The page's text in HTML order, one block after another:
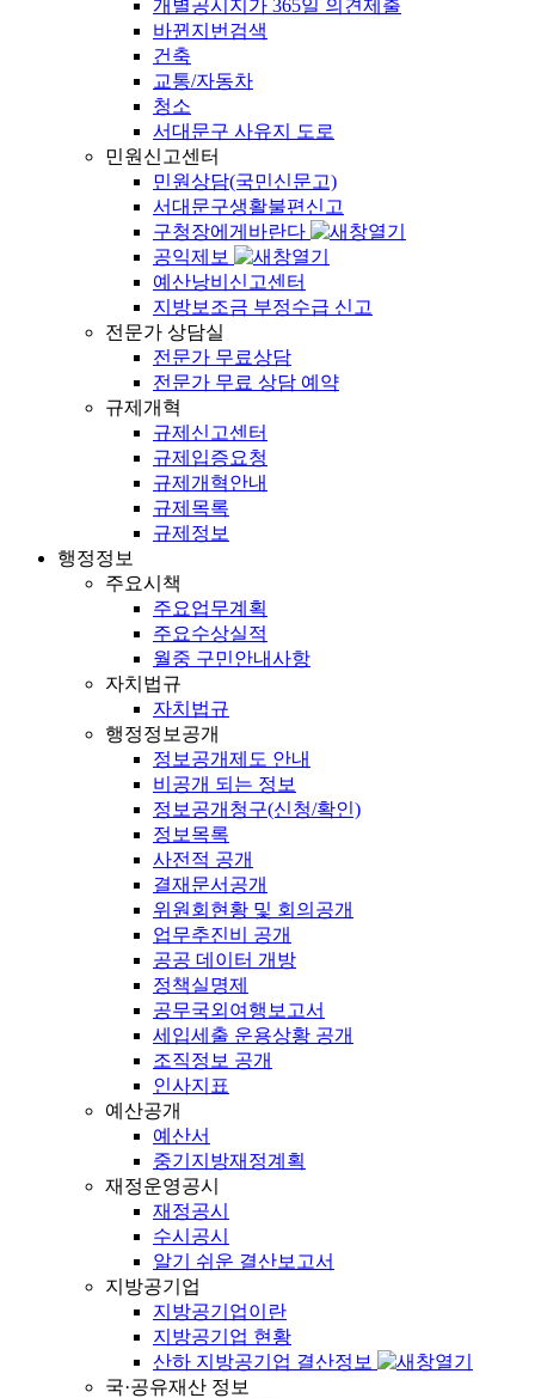
개별공시지가 365일 의견제출
바뀐지번검색
건축
교통/자동차
청소
서대문구 사유지 도로
민원신고센터
민원상담(국민신문고)
서대문구생활불편신고
구청장에게바란다
공익제보
예산낭비신고센터
지방보조금 부정수급 신고
전문가 상담실
전문가 무료상담
전문가 무료 상담 예약
규제개혁
규제신고센터
규제입증요청
규제개혁안내
규제목록
규제정보
행정정보
주요시책
주요업무계획
주요수상실적
월중 구민안내사항
자치법규
자치법규
행정정보공개
정보공개제도 안내
비공개 되는 정보
정보공개청구(신청/확인)
정보목록
사전적 공개
결재문서공개
위원회현황 및 회의공개
업무추진비 공개
공공 데이터 개방
정책실명제
공무국외여행보고서
세입세출 운용상황 공개
조직정보 공개
인사지표
예산공개
예산서
중기지방재정계획
재정운영공시
재정공시
수시공시
알기 쉬운 결산보고서
지방공기업
지방공기업이란
지방공기업 현황
산하 지방공기업 결산정보
국·공유재산 정보